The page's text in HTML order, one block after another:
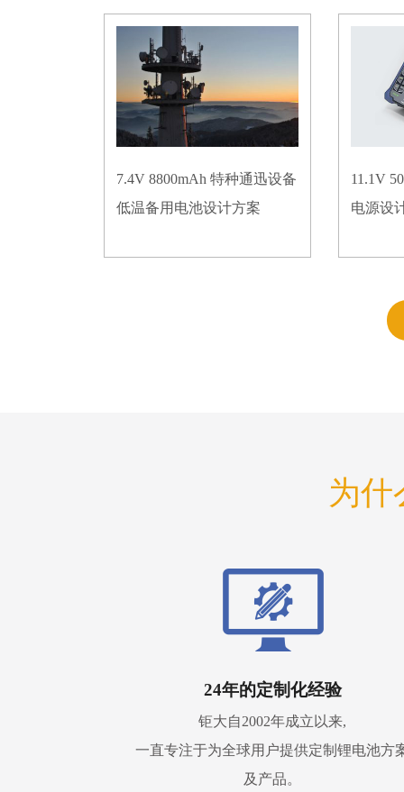
7.4V 8800mAh 特种通迅设备
低温备用电池设计方案
11.1V
电源设
为什
24年的定制化经验
钜大自2002年成立以来,
一直专注于为全球用户提供定制锂电池方
及产品。